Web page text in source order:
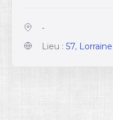
-
Lieu : 57, Lorraine